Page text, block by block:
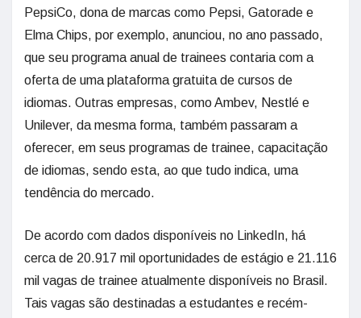
PepsiCo, dona de marcas como Pepsi, Gatorade e
Elma Chips, por exemplo, anunciou, no ano passado,
que seu programa anual de trainees contaria com a
oferta de uma plataforma gratuita de cursos de
idiomas. Outras empresas, como Ambev, Nestlé e
Unilever, da mesma forma, também passaram a
oferecer, em seus programas de trainee, capacitação
de idiomas, sendo esta, ao que tudo indica, uma
tendência do mercado.
De acordo com dados disponíveis no LinkedIn, há
cerca de 20.917 mil oportunidades de estágio e 21.116
mil vagas de trainee atualmente disponíveis no Brasil.
Tais vagas são destinadas a estudantes e recém-